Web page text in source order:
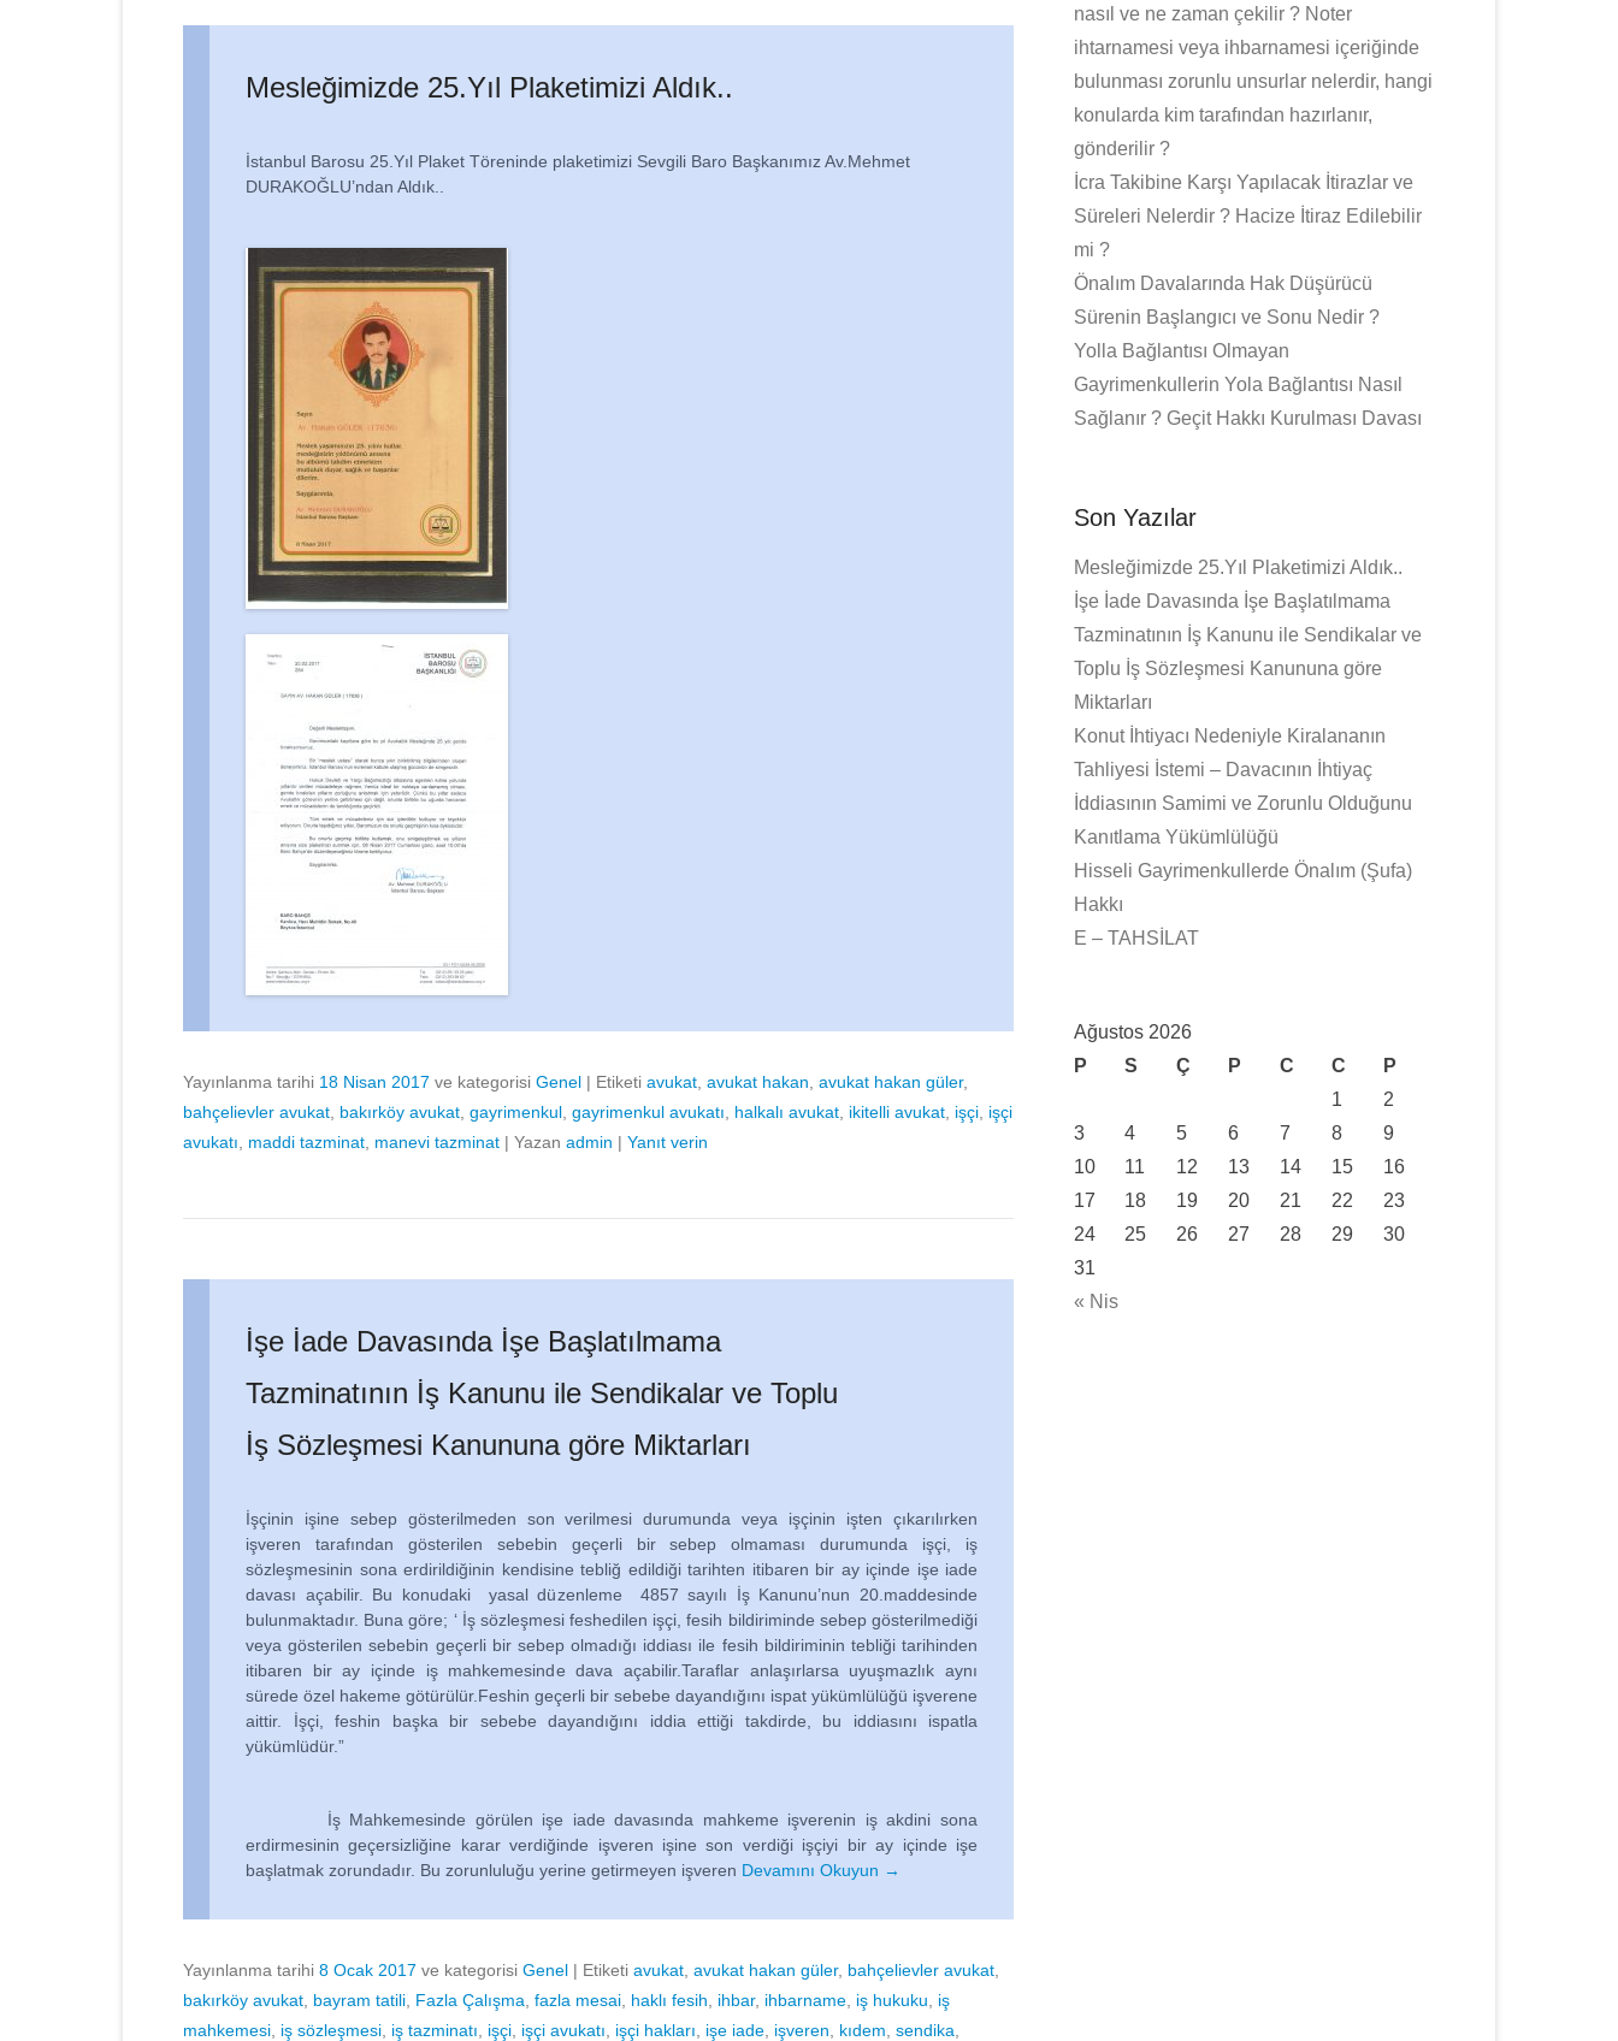
Mesleğimizde 25.Yıl Plaketimizi Aldık..
İstanbul Barosu 25.Yıl Plaket Töreninde plaketimizi Sevgili Baro Başkanımız Av.Mehmet
DURAKOĞLU’ndan Aldık..
Yayınlanma tarihi 18 Nisan 2017 ve kategorisi Genel | Etiketi avukat avukat hakan avukat hakan güler,
bahçelievler avukat bakırköy avukat gayrimenkul gayrimenkul avukatı halkalı avukat ikitelli avukat işçi işçi
avukatı
maddi tazminat manevi tazminat | Yazan admin | Yanıt verin
İşe İade Davasında İşe Başlatılmama
Tazminatının İş Kanunu ile Sendikalar ve Toplu
İş Sözleşmesi Kanununa göre Miktarları
İşçinin işine sebep gösterilmeden son verilmesi durumunda veya işçinin işten çıkarılırken
işveren tarafından gösterilen sebebin geçerli bir sebep olmaması durumunda işçi, iş
sözleşmesinin sona erdirildiğinin kendisine tebliğ edildiği tarihten itibaren bir ay içinde işe iade
davası açabilir. Bu konudaki yasal düzenleme 4857 sayılı İş Kanunu’nun 20.maddesinde
bulunmaktadır. Buna göre; ‘ İş sözleşmesi feshedilen işçi, fesih bildiriminde sebep gösterilmediği
veya gösterilen sebebin geçerli bir sebep olmadığı iddiası ile fesih bildiriminin tebliği tarihinden
itibaren bir ay içinde iş mahkemesinde dava açabilir.Taraflar anlaşırlarsa uyuşmazlık aynı
sürede özel hakeme götürülür.Feshin geçerli bir sebebe dayandığını ispat yükümlülüğü işverene
aittir. İşçi, feshin başka bir sebebe dayandığını iddia ettiği takdirde, bu iddiasını ispatla
yükümlüdür.”
İş Mahkemesinde görülen işe iade davasında mahkeme işverenin iş akdini sona
erdirmesinin geçersizliğine karar verdiğinde işveren işine son verdiği işçiyi bir ay içinde işe
başlatmak zorundadır. Bu zorunluluğu yerine getirmeyen işveren Devamını Okuyun →
Yayınlanma tarihi 8 Ocak 2017 ve kategorisi Genel | Etiketi avukat avukat hakan güler, bahçelievler avukat
bakırköy avukat bayram tatili Fazla Çalışma fazla mesai haklı fesih ihbar, ihbarname iş hukuku
iş
mahkemesi iş sözleşmesi iş tazminatı işçi işçi avukatı işçi hakları işe iade işveren kıdem sendika
nasıl ve ne zaman çekilir ? Noter
ihtarnamesi veya ihbarnamesi içeriğinde
bulunması zorunlu unsurlar nelerdir, hangi
konularda kim tarafından hazırlanır,
gönderilir ?
İcra Takibine Karşı Yapılacak İtirazlar ve
Süreleri Nelerdir ? Hacize İtiraz Edilebilir
mi ?
Önalım Davalarında Hak Düşürücü
Sürenin Başlangıcı ve Sonu Nedir ?
Yolla Bağlantısı Olmayan
Gayrimenkullerin Yola Bağlantısı Nasıl
Sağlanır ? Geçit Hakkı Kurulması Davası
Son Yazılar
Mesleğimizde 25.Yıl Plaketimizi Aldık..
İşe İade Davasında İşe Başlatılmama
Tazminatının İş Kanunu ile Sendikalar ve
Toplu İş Sözleşmesi Kanununa göre
Miktarları
Konut İhtiyacı Nedeniyle Kiralananın
Tahliyesi İstemi – Davacının İhtiyaç
İddiasının Samimi ve Zorunlu Olduğunu
Kanıtlama Yükümlülüğü
Hisseli Gayrimenkullerde Önalım (Şufa)
Hakkı
E – TAHSİLAT
Ağustos 2026
P
S Ç P C C P
« Nis
1
2
3
4 5 6 7 8
9
10
11 12 13 14 15
16
17
18 19 20 21 22
23
24
25 26 27 28 29
30
31